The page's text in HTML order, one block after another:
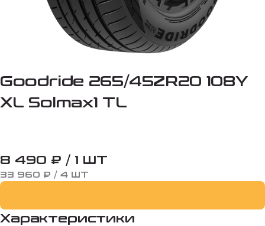
Goodride 265/45ZR20 108Y
XL Solmax1 TL
8 490 ₽ / 1 ШТ
33 960 ₽ / 4 ШТ
Характеристики